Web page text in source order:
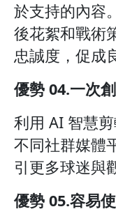
於支持的內容
後花絮和戰術
忠誠度，促成
優勢 04.一次
利用 AI 智慧
不同社群媒體
引更多球迷與
優勢 05.容易